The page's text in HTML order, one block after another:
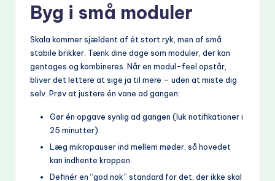
Byg i små moduler
Skala kommer sjældent af ét stort ryk, men af små
stabile brikker. Tænk dine dage som moduler, der kan
gentages og kombineres. Når en modul-feel opstår,
bliver det lettere at sige ja til mere – uden at miste dig
selv. Prøv at justere én vane ad gangen:
Gør én opgave synlig ad gangen (luk notifikationer i
25 minutter).
Læg mikropauser ind mellem møder, så hovedet
kan indhente kroppen.
Definér en “god nok” standard for det, der ikke skal